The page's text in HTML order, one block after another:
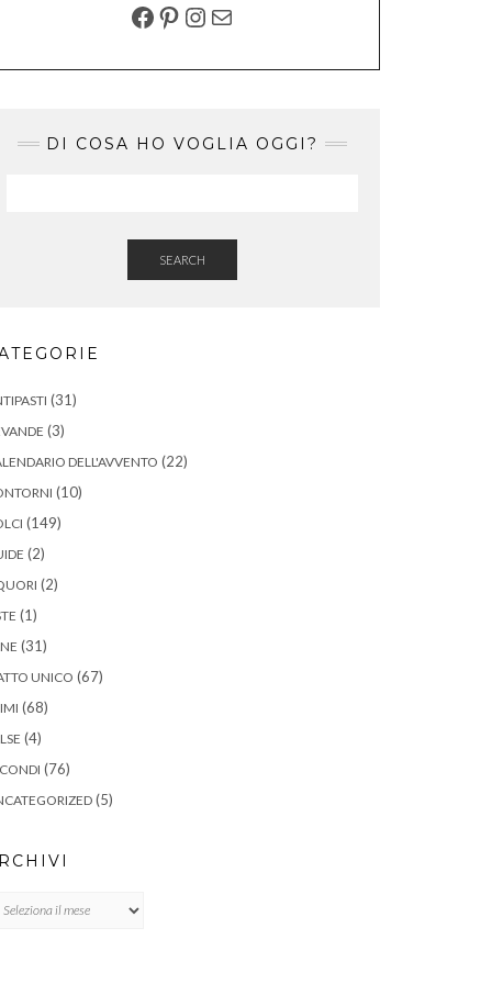
FACEBOOK
PINTEREST
INSTAGRAM
EMAIL
DI COSA HO VOGLIA OGGI?
SEARCH
(31)
(3)
DELL'AVVENTO (22)
(10)
(149)
(2)
(2)
(1)
(31)
UNICO (67)
(68)
(4)
(76)
(5)